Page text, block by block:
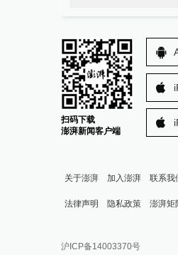
扫码下载
澎湃新闻客户端
关于澎湃 加入澎湃 联系我
法律声明 隐私政策 澎湃矩
澎湃新闻公众号
报料邮箱:
沪ICP备14003370号